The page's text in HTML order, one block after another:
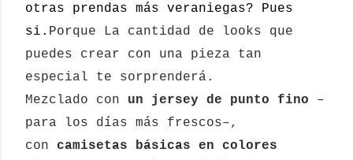
otras prendas más veraniegas? Pues
si. Porque La cantidad de looks que
puedes crear con una pieza tan
especial te sorprenderá.
Mezclado con un jersey de punto fino –
para los días más frescos–,
con camisetas básicas en colores